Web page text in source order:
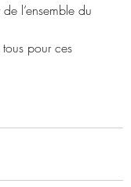
l’ensemble du
pour ces